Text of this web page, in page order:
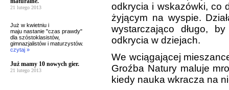
21 lutego 2013
Już w kwietniu i
maju nastanie "czas prawdy"
dla szóstoklasistów,
gimnazjalistów i maturzystów.
czytaj »
Już mamy 10 nowych gier.
21 lutego 2013
odkrycia i wskazówki, co
żyjącym na wyspie.
wystarczająco długo,
odkrycia w dziejach.
We wciągającej
Groźba Natury maluje
kiedy nauka wkracza na